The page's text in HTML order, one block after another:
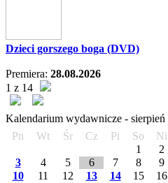
Dzieci gorszego boga (DVD)
Premiera: 28.08.2026
1 z 14
Kalendarium wydawnicze - sierpień
Pn
Wt Śr Cz Pi So
Ni
1
2
3
4 5 6 7 8
9
10
11 12 13 14 15
16